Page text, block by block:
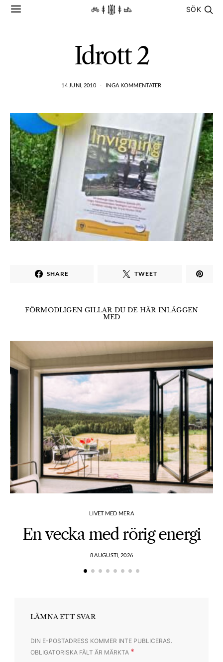
SÖK
Idrott 2
14 JUNI, 2010 INGA KOMMENTATER
SHARE TWEET
FÖRMODLIGEN GILLAR DU DE HÄR INLÄGGEN
MED
LIVET MED MERA
En vecka med rörig energi
8 AUGUSTI, 2026
LÄMNA ETT SVAR
DIN E-POSTADRESS KOMMER INTE PUBLICERAS.
OBLIGATORISKA FÄLT ÄR MÄRKTA *